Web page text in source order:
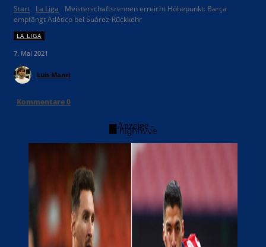
Start La Liga
Meisterschaftsrennen erreicht Höhepunkt: Barça
empfängt Atlético bei Suárez-Rückkehr
LA LIGA
7. Mai 2021
Luis Manzi
Kommentare0
- Anzeige -